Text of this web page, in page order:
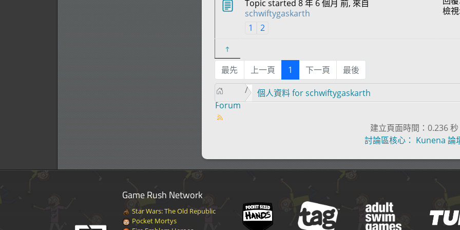
Topic started 8 年 6 個月 前, 來自
schwiftygaskarth
1
2
檢
最先 上一頁 1 下一頁 最後
Forum
個人資料 for schwiftygaskarth
建立頁面時間：0.236 秒
討論區核心： Kunena 論
Game Rush Network
Star Wars: The Old Republic
Pocket Mortys